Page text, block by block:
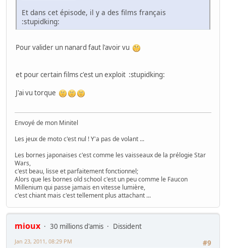
Et dans cet épisode, il y a des films français
:stupidking:
Pour valider un nanard faut l'avoir vu
et pour certain films c'est un exploit :stupidking:
J'ai vu torque
Envoyé de mon Minitel
Les jeux de moto c'est nul ! Y'a pas de volant ...
Les bornes japonaises c'est comme les vaisseaux de la prélogie Star
Wars,
c'est beau, lisse et parfaitement fonctionnel;
Alors que les bornes old school c'est un peu comme le Faucon
Millenium qui passe jamais en vitesse lumière,
c'est chiant mais c'est tellement plus attachant ...
mioux 30 millions d'amis
Dissident
#9
Jan 23, 2011, 08:29 PM